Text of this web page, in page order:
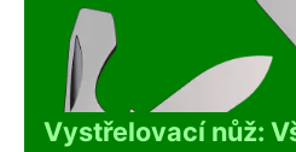
Vystřelovací nůž: